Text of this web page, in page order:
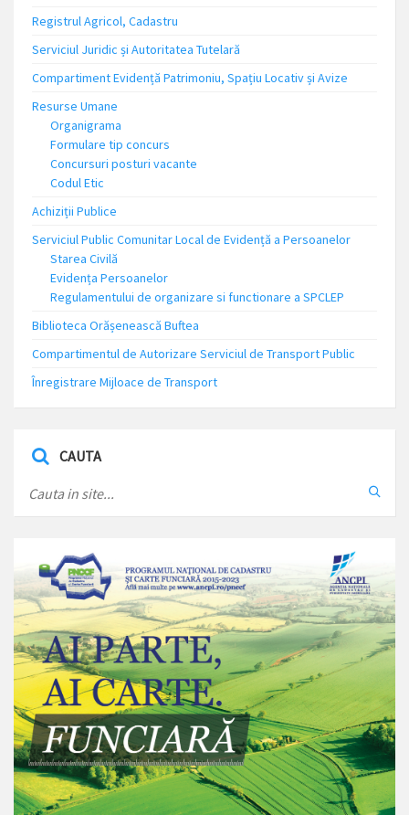
Registrul Agricol, Cadastru
Serviciul Juridic și Autoritatea Tutelară
Compartiment Evidență Patrimoniu, Spațiu Locativ și Avize
Resurse Umane
Organigrama
Formulare tip concurs
Concursuri posturi vacante
Codul Etic
Achiziții Publice
Serviciul Public Comunitar Local de Evidență a Persoanelor
Starea Civilă
Evidența Persoanelor
Regulamentului de organizare si functionare a SPCLEP
Biblioteca Orășenească Buftea
Compartimentul de Autorizare Serviciul de Transport Public
Înregistrare Mijloace de Transport
CAUTA